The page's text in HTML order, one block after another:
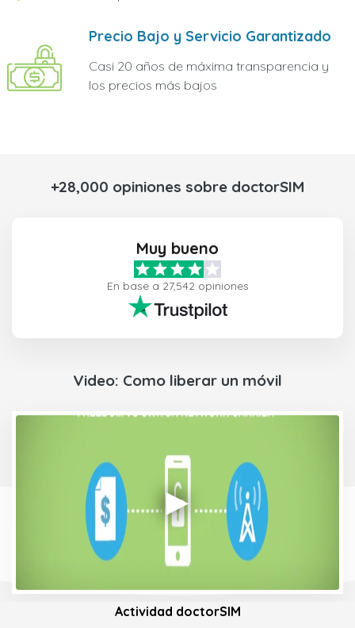
Precio Bajo y Servicio Garantizado
Casi 20 años de máxima transparencia y
los precios más bajos
+28,000 opiniones sobre doctorSIM
Muy bueno
En base a 27,542 opiniones
Video: Como liberar un móvil
Actividad doctorSIM